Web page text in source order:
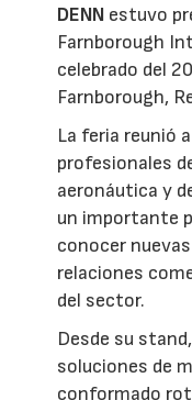
DENN estuvo
Farnborough
celebrado del
Farnborough,
La feria reunió
profesionales
aeronáutica y
un importante
conocer
relaciones
del sector.
Desde su
soluciones de
conformado